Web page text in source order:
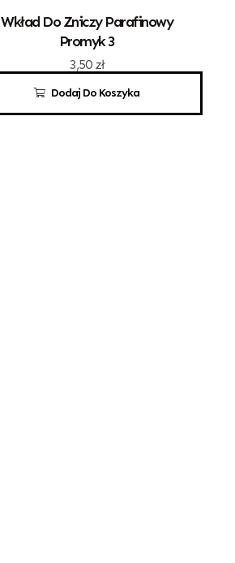
Dodaj Do Koszyka
Wkład Do Zniczy Parafinowy
Promyk 3
3,50 zł